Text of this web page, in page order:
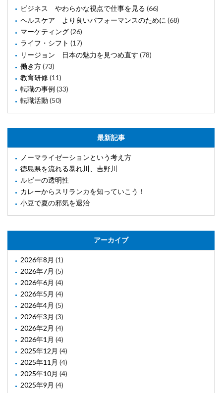
ビジネス やわらかな視点で仕事を見る (66)
ヘルスケア より良いパフォーマンスのために (68)
マーケティング(26)
ライフ・シフト (17)
リージョン 日本の魅力を見つめ直す (78)
働き方(73)
教育研修(11)
転職の事例 (33)
転職活動 (50)
最新記事
ノーマライゼーションという考え方
徳島県を流れる暴れ川、吉野川
ルビーの透明性
カレーからスリランカを知っていこう！
小豆で夏の邪気を退治
アーカイブ
2026年8月 (1)
2026年7月 (5)
2026年6月 (4)
2026年5月 (4)
2026年4月 (5)
2026年3月 (3)
2026年2月 (4)
2026年1月 (4)
2025年12月 (4)
2025年11月 (4)
2025年10月 (4)
2025年9月 (4)